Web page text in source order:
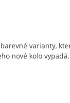
varianty,
nové kolo